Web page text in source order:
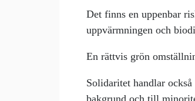
Det finns en uppenbar
uppvärmningen och
En rättvis grön
Solidaritet handlar